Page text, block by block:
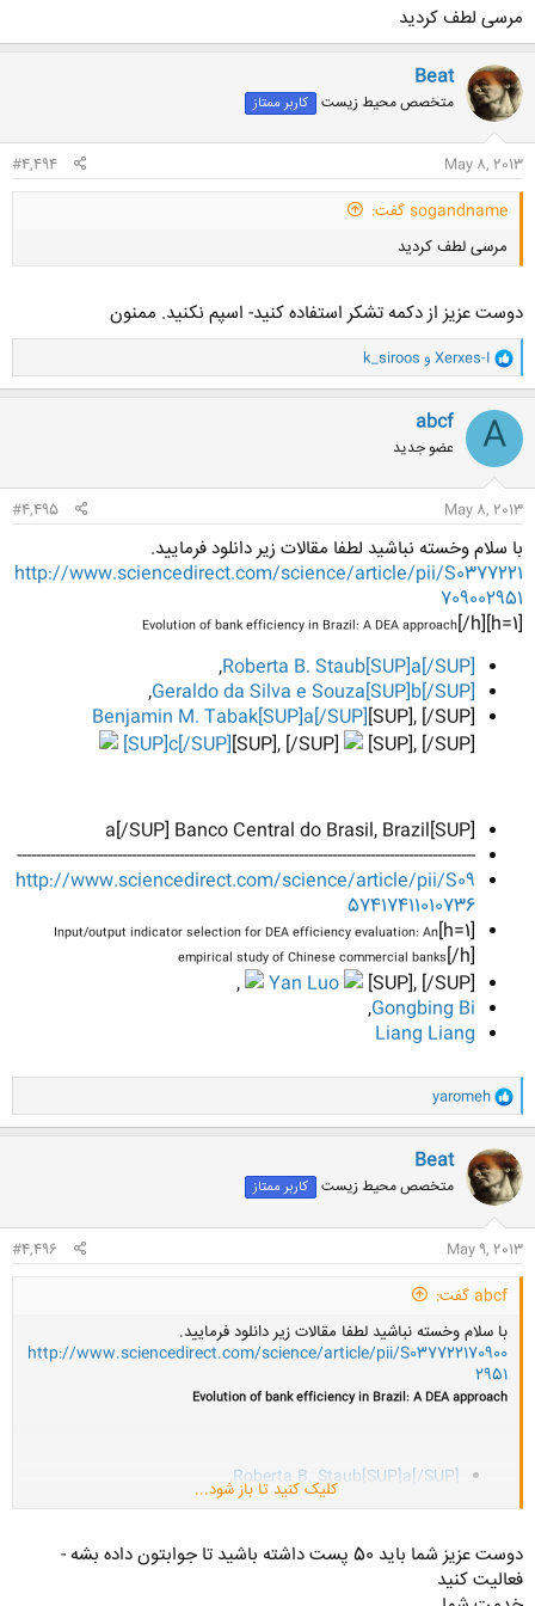
مرسی لطف کردید
Beat
متخصص محیط زیست کاربر ممتاز
May 8, 2013
#4,494
sogandname گفت:
مرسی لطف کردید
دوست عزیز از دکمه تشکر استفاده کنید- اسپم نکنید. ممنون
و
ا
ک
ن
ش
ه
ا
Xerxes-I و k_siroos
A
abcf
عضو جدید
May 8, 2013
#4,495
با سلام وخسته نباشید لطفا مقالات زیر دانلود فرمایید.
http://www.sciencedirect.com/science/article/pii/S0377221
709002951
[h=1]
Evolution of bank efficiency in Brazil: A DEA approach[/h]
Roberta B. Staub[SUP]a[/SUP]
,
Geraldo da Silva e Souza[SUP]b[/SUP]
,
Benjamin M. Tabak[SUP]a[/SUP][SUP], [/SUP]
[SUP]c[/SUP][SUP], [/SUP] [SUP], [/SUP]
[SUP]a[/SUP] Banco Central do Brasil, Brazil
------------------------------------------------------------------------------------------------
http://www.sciencedirect.com/science/article/pii/S09
57417411010736
[h=1]
Input/output indicator selection for DEA efficiency evaluation: An
empirical study of Chinese commercial banks[/h]
Yan Luo
[SUP], [/SUP]
,
Gongbing Bi
,
Liang Liang
و
ا
ک
ن
ش
ه
ا
yaromeh
Beat
متخصص محیط زیست کاربر ممتاز
May 9, 2013
#4,496
abcf گفت:
با سلام وخسته نباشید لطفا مقالات زیر دانلود فرمایید.
http://www.sciencedirect.com/science/article/pii/S037722170900
2951
Evolution of bank efficiency in Brazil: A DEA approach
Roberta B. Staub[SUP]a[/SUP]
,
Geraldo da Silva e Souza
[SUP]c[/SUP]
[SUP], [/SUP] [SUP], [/SUP]
کلیک کنید تا باز شود...
دوست عزیز شما باید 50 پست داشته باشید تا جوابتون داده بشه -
فعالیت کنید